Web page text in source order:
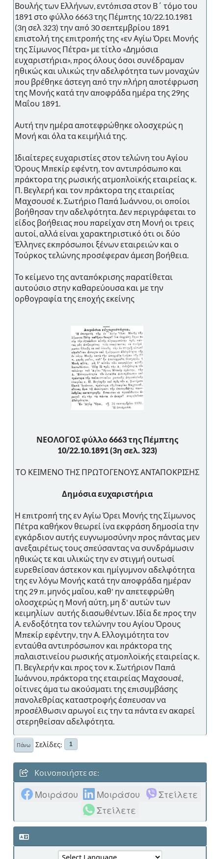
Βουλής των Ελλήνων, εντόπισα στον Β΄ τόμο του
1891 στο φύλλο 6663 της Πέμπτης 10/22.10.1981
(3η σελ 323) την από 30 σεπτεμβρίου 1891
επιστολή της επιτροπής της «εν Αγίω Όρει Μονής
της Σίμωνος Πέτρα» με τίτλο «Δημόσια
ευχαριστήρια», προς όλους όσοι συνέδραμαν
ηθικώς και υλικώς την αδελφότητα των μοναχών
που βρέθηκε άστεγη από την πλήρη αποτέφρωση
της Μονής κατά την αποφράδα ημέρα της 29ης
Μαΐου 1891.
Αυτή την ημέρα αποτεφρώθηκε ολοσχερώς η
Μονή και όλα τα κειμήλιά της.
Ιδιαίτερες ευχαριστίες στον τελώνη του Αγίου
Όρους Μπεκίρ εφέντη, τον αντιπρόσωπο και
πράκτορα της ρωσικής ατμοπλοϊκής εταιρείας κ.
Π. Βεγλερή και τον πράκτορα της εταιρείας
Μαχσουσέ κ. Σωτήριο Παπά Ιωάννου, οι οποίοι
βοήθησαν την αδελφότητα. Δεν περιγράφεται το
είδος βοήθειας που παρείχαν στη Μονή οι τρεις
αυτοί, αλλά είναι χαρακτηριστικό ότι οι δύο
Έλληνες εκπρόσωποι ξένων εταιρειών και ο
Τούρκος τελώνης προσέφεραν άμεση βοήθεια.
Το κείμενο της ανταπόκρισης παρατίθεται
αυτούσιο στην καθαρεύουσα και με την
ορθογραφία της εποχής εκείνης
ΝΕΟΛΟΓΟΣ φύλλο 6663 της Πέμπτης
10/22.10.1891 (3η σελ. 323)
ΤΟ ΚΕΙΜΕΝΟ ΤΗΣ ΠΡΩΤΟΓΕΝΟΥΣ ΑΝΤΑΠΟΚΡΙΣΗΣ
Δημόσια ευχαριστήρια
Η επιτροπή της εν Αγίω Όρει Μονής της Σίμωνος
Πέτρα καθήκον θεωρεί ίνα εκφράση δημοσία την
εγκάρδιον αυτής ευγνωμοσύνην προς πάντας μεν
ανεξαιρέτως τους σπεύσαντας να συνδράμωσιν
ηθικώς τε και υλικώς την εν στιγμή ουτωσί
ευρεθείσαν άστεκον και ημίγυμνον αδελφότητα
της εν λόγω Μονής κατά την αποφράδα ημέραν
της 29 π. μηνός μαΐου, καθ' ην απετεφρώθη
ολοσχερώς η Μονή αύτη, μη δ' αυτών των
κειμηλίων αυτής διασωθέντων. Ιδία δε προς την
Α. ενδοξότητα τον τελώνην του Αγίου Όρους
Μπεκίρ εφέντην, την Α. Ελλογιμότητα τον
ενταύθα αντιπρόσωπον και πράκτορα της
παλαιστινείου ρωσικής ατμοπλοϊκής εταιρείας κ.
Π. Βεγλερήν και προς τον κ. Σωτήριον Παπά
Ιωάννου, πράκτορα της εταιρείας Μαχσουσέ,
οίτινες άμα τω ακούσματι της επισυμβάσης
πανολεθρίας καταστροφής έσπευσαν να
προσέλθωσιν αρωγοί εις την τα πάντα εν ακαρεί
στερηθείσαν αδελφότητα.
Πάνω Σελίδες 1
Κοινοποιήστε σε:
Μοιράσου Μοιράσου
Στείλετε
Στείλετε